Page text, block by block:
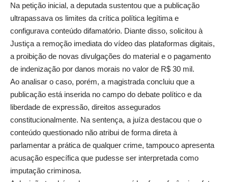
Na petição inicial, a deputada sustentou que a publicação
ultrapassava os limites da crítica política legítima e
configurava conteúdo difamatório. Diante disso, solicitou à
Justiça a remoção imediata do vídeo das plataformas digitais,
a proibição de novas divulgações do material e o pagamento
de indenização por danos morais no valor de R$ 30 mil.
Ao analisar o caso, porém, a magistrada concluiu que a
publicação está inserida no campo do debate político e da
liberdade de expressão, direitos assegurados
constitucionalmente. Na sentença, a juíza destacou que o
conteúdo questionado não atribui de forma direta à
parlamentar a prática de qualquer crime, tampouco apresenta
acusação específica que pudesse ser interpretada como
imputação criminosa.